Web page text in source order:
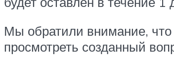
Мы обратили внимание,
просмотреть созданный